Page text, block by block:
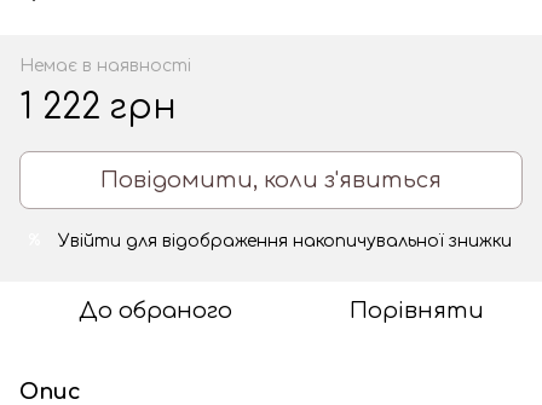
Немає в наявності
1 222 грн
Повідомити, коли з'явиться
Увійти для відображення накопичувальної знижки
До обраного Порівняти
Опис